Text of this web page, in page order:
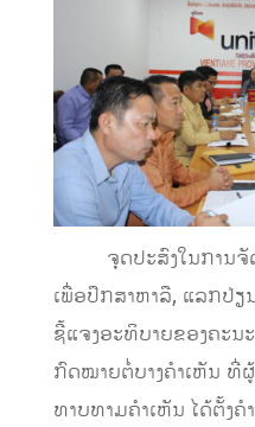
ຈຸດປະສົງໃນການຈັດ
ເພື່ອປຶກສາຫາລື, ແລກປ່ຽ
ຊີ້ແຈງອະທິບາຍຂອງຄະນ
ກົດໝາຍຕໍ່ບາງຄໍາເຫັນ ທີ່
ທາບທາມຄໍາເຫັນ ໄດ້ຕັ້ງ